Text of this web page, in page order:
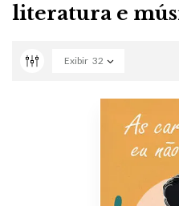
literatura e
Exibir 32